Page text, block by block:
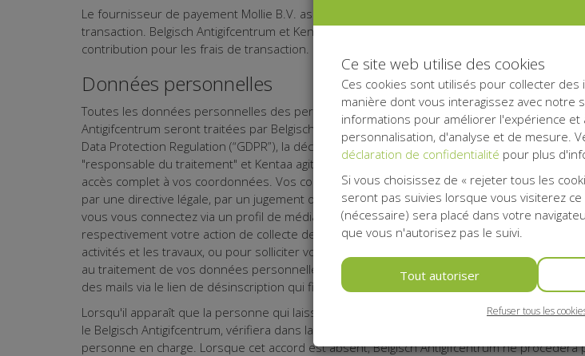
Le fournisseur de payement Mollie B.V. assure la gestion des transactions via ce site
transaction. Belgisch Antigifcentrum et Kentaa ne sont pas responsables de la prestation
contribution pour les frais de transaction. Les frais de transaction exacts dépendent du
Données personnelles
Toutes les données personnelles des personnes naturelles traçables ("données
Antigifcentrum seront traitées par Belgisch Antigifcentrum et Kentaa avec le plus grand
Data Protection Regulation (“GDPR”), la déclaration de confidentialité et la déclaration sur
"responsable du traitement" et Kentaa agit toujours comme "sous-traitant" dans le sens
accès complet à vos coordonnées. Vos coordonnées ne seront pas transmises à des
par une directive légale, par un jugement ou un commandement administratif. Lorsque
vous vous connectez via un profil de médias sociaux, vos coordonnées sont
respectivement votre action de collecte de fonds, votre enregistrement à la participation
activités et les travaux, ou pour solliciter votre soutien. Lorsque vous ne préférez pas
au traitement de vos données personnelles, contactez-nous via:
anne-
des mails via le lien de désinscription qui figure en bas de tout message e-mail.
Lorsqu'il apparaît que la personne qui laisse pour quel motif que ce soit des données
le Belgisch Antigifcentrum, vérifiera dans la limite des possibilités techniques mises à sa
personne en charge. Lorsque cet accord est absent, Belgisch Antigifcentrum ne
Ce site web utilise des cookies
Ces cookies sont utilisés pour collecter des
manière dont vous interagissez avec notre
informations pour améliorer l'expérience et
personnalisation, d'analyse et de mesure.
déclaration de confidentialité pour plus
Si vous choisissez de « rejeter tous les
seront pas suivies lorsque vous visiterez
(nécessaire) sera placé dans votre
que vous n'autorisez pas le suivi.
Tout autoriser
Refuser tous les